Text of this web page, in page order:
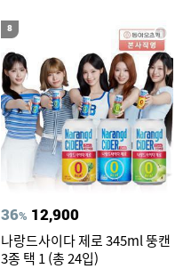
8
36% 12,900
나랑드사이다 제로 345ml 뚱캔
3종 택 1 (총 24입)